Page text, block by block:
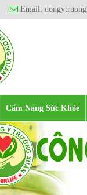
Email:
Cẩm Nang Sức Khỏe